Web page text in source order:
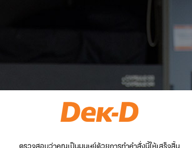
ตรวจสอบว่าคุณเป็นมนุษย์ด้วยการทำคำสั่งนี้ให้เสร็จสิ้น